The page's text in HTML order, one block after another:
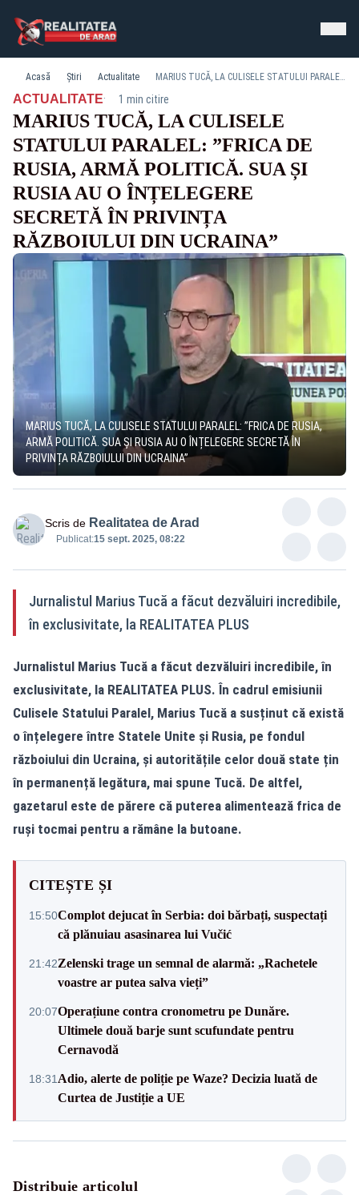
Acasă Știri Actualitate MARIUS TUCĂ, LA CULISELE STATULUI PARALEL: ”FRICA DE RUSIA, ARMĂ POLITICĂ. SUA ȘI RUSIA AU O ÎNȚELEGERE SECRETĂ ÎN PRIVINȚA RĂZBOIULUI DIN UCRAINA”
ACTUALITATE· 1 min citire
MARIUS TUCĂ, LA CULISELE
STATULUI PARALEL: ”FRICA DE
RUSIA, ARMĂ POLITICĂ. SUA ȘI
RUSIA AU O ÎNȚELEGERE
SECRETĂ ÎN PRIVINȚA
RĂZBOIULUI DIN UCRAINA”
MARIUS TUCĂ, LA CULISELE STATULUI PARALEL: ”FRICA DE RUSIA,
ARMĂ POLITICĂ. SUA ȘI RUSIA AU O ÎNȚELEGERE SECRETĂ ÎN
PRIVINȚA RĂZBOIULUI DIN UCRAINA”
Scris de Realitatea de Arad
Publicat:15 sept. 2025, 08:22
Jurnalistul Marius Tucă a făcut dezvăluiri incredibile,
în exclusivitate, la REALITATEA PLUS
Jurnalistul Marius Tucă a făcut dezvăluiri incredibile, în
exclusivitate, la REALITATEA PLUS. În cadrul emisiunii
Culisele Statului Paralel, Marius Tucă a susținut că există
o înțelegere între Statele Unite și Rusia, pe fondul
războiului din Ucraina, și autoritățile celor două state țin
în permanență legătura, mai spune Tucă. De altfel,
gazetarul este de părere că puterea alimentează frica de
ruși tocmai pentru a rămâne la butoane.
CITEȘTE ȘI
15:50Complot dejucat în Serbia: doi bărbați, suspectați
că plănuiau asasinarea lui Vučić
21:42Zelenski trage un semnal de alarmă: „Rachetele
voastre ar putea salva vieți”
20:07Operațiune contra cronometru pe Dunăre.
Ultimele două barje sunt scufundate pentru
Cernavodă
18:31 Adio, alerte de poliție pe Waze? Decizia luată de
Curtea de Justiție a UE
Distribuie articolul